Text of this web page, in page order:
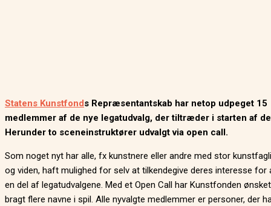
Statens Kunstfonds Repræsentantskab har netop udpeget 15
medlemmer af de nye legatudvalg, der tiltræder i starten af
Herunder to sceneinstruktører udvalgt via open call.
Som noget nyt har alle, fx kunstnere eller andre med stor
og viden, haft mulighed for selv at tilkendegive deres interesse for
en del af legatudvalgene. Med et Open Call har Kunstfonden
bragt flere navne i spil. Alle nyvalgte medlemmer er personer, der